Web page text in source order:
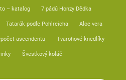
– katalog 7 pádů Honzy Dědka
Tatarák podle Pohlreicha Aloe vera
ascendentu Tvarohové knedlíky
Švestkový koláč